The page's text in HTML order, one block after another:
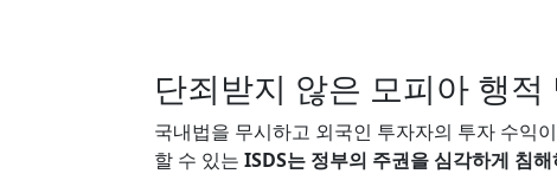
단죄받지 않은 모피아 행적
국내법을 무시하고 외국인 투자자의 투자 수익
할 수 있는 ISDS는 정부의 주권을 심각하게 침